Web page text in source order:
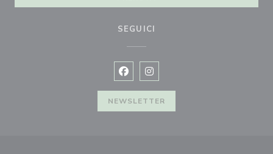
SEGUICI
Facebook ((apre una nuova
Instagram ((apre una nuova
NEWSLETTER